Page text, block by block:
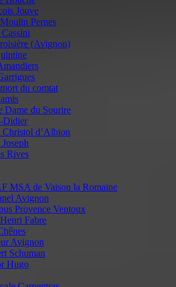
Jouve
Pernes
Cassini
(Avignon)
du comtat
Dame du Sourire
Didier
Christol d’Albion
Joseph
Rives
MSA de Vaison la Romaine
Avignon
Provence Ventoux
Fabre
Avignon
Schuman
Hugo